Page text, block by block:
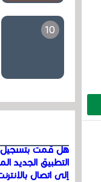
هل قمت بتسجيل
التطبيق الجديد
إلى اتصال